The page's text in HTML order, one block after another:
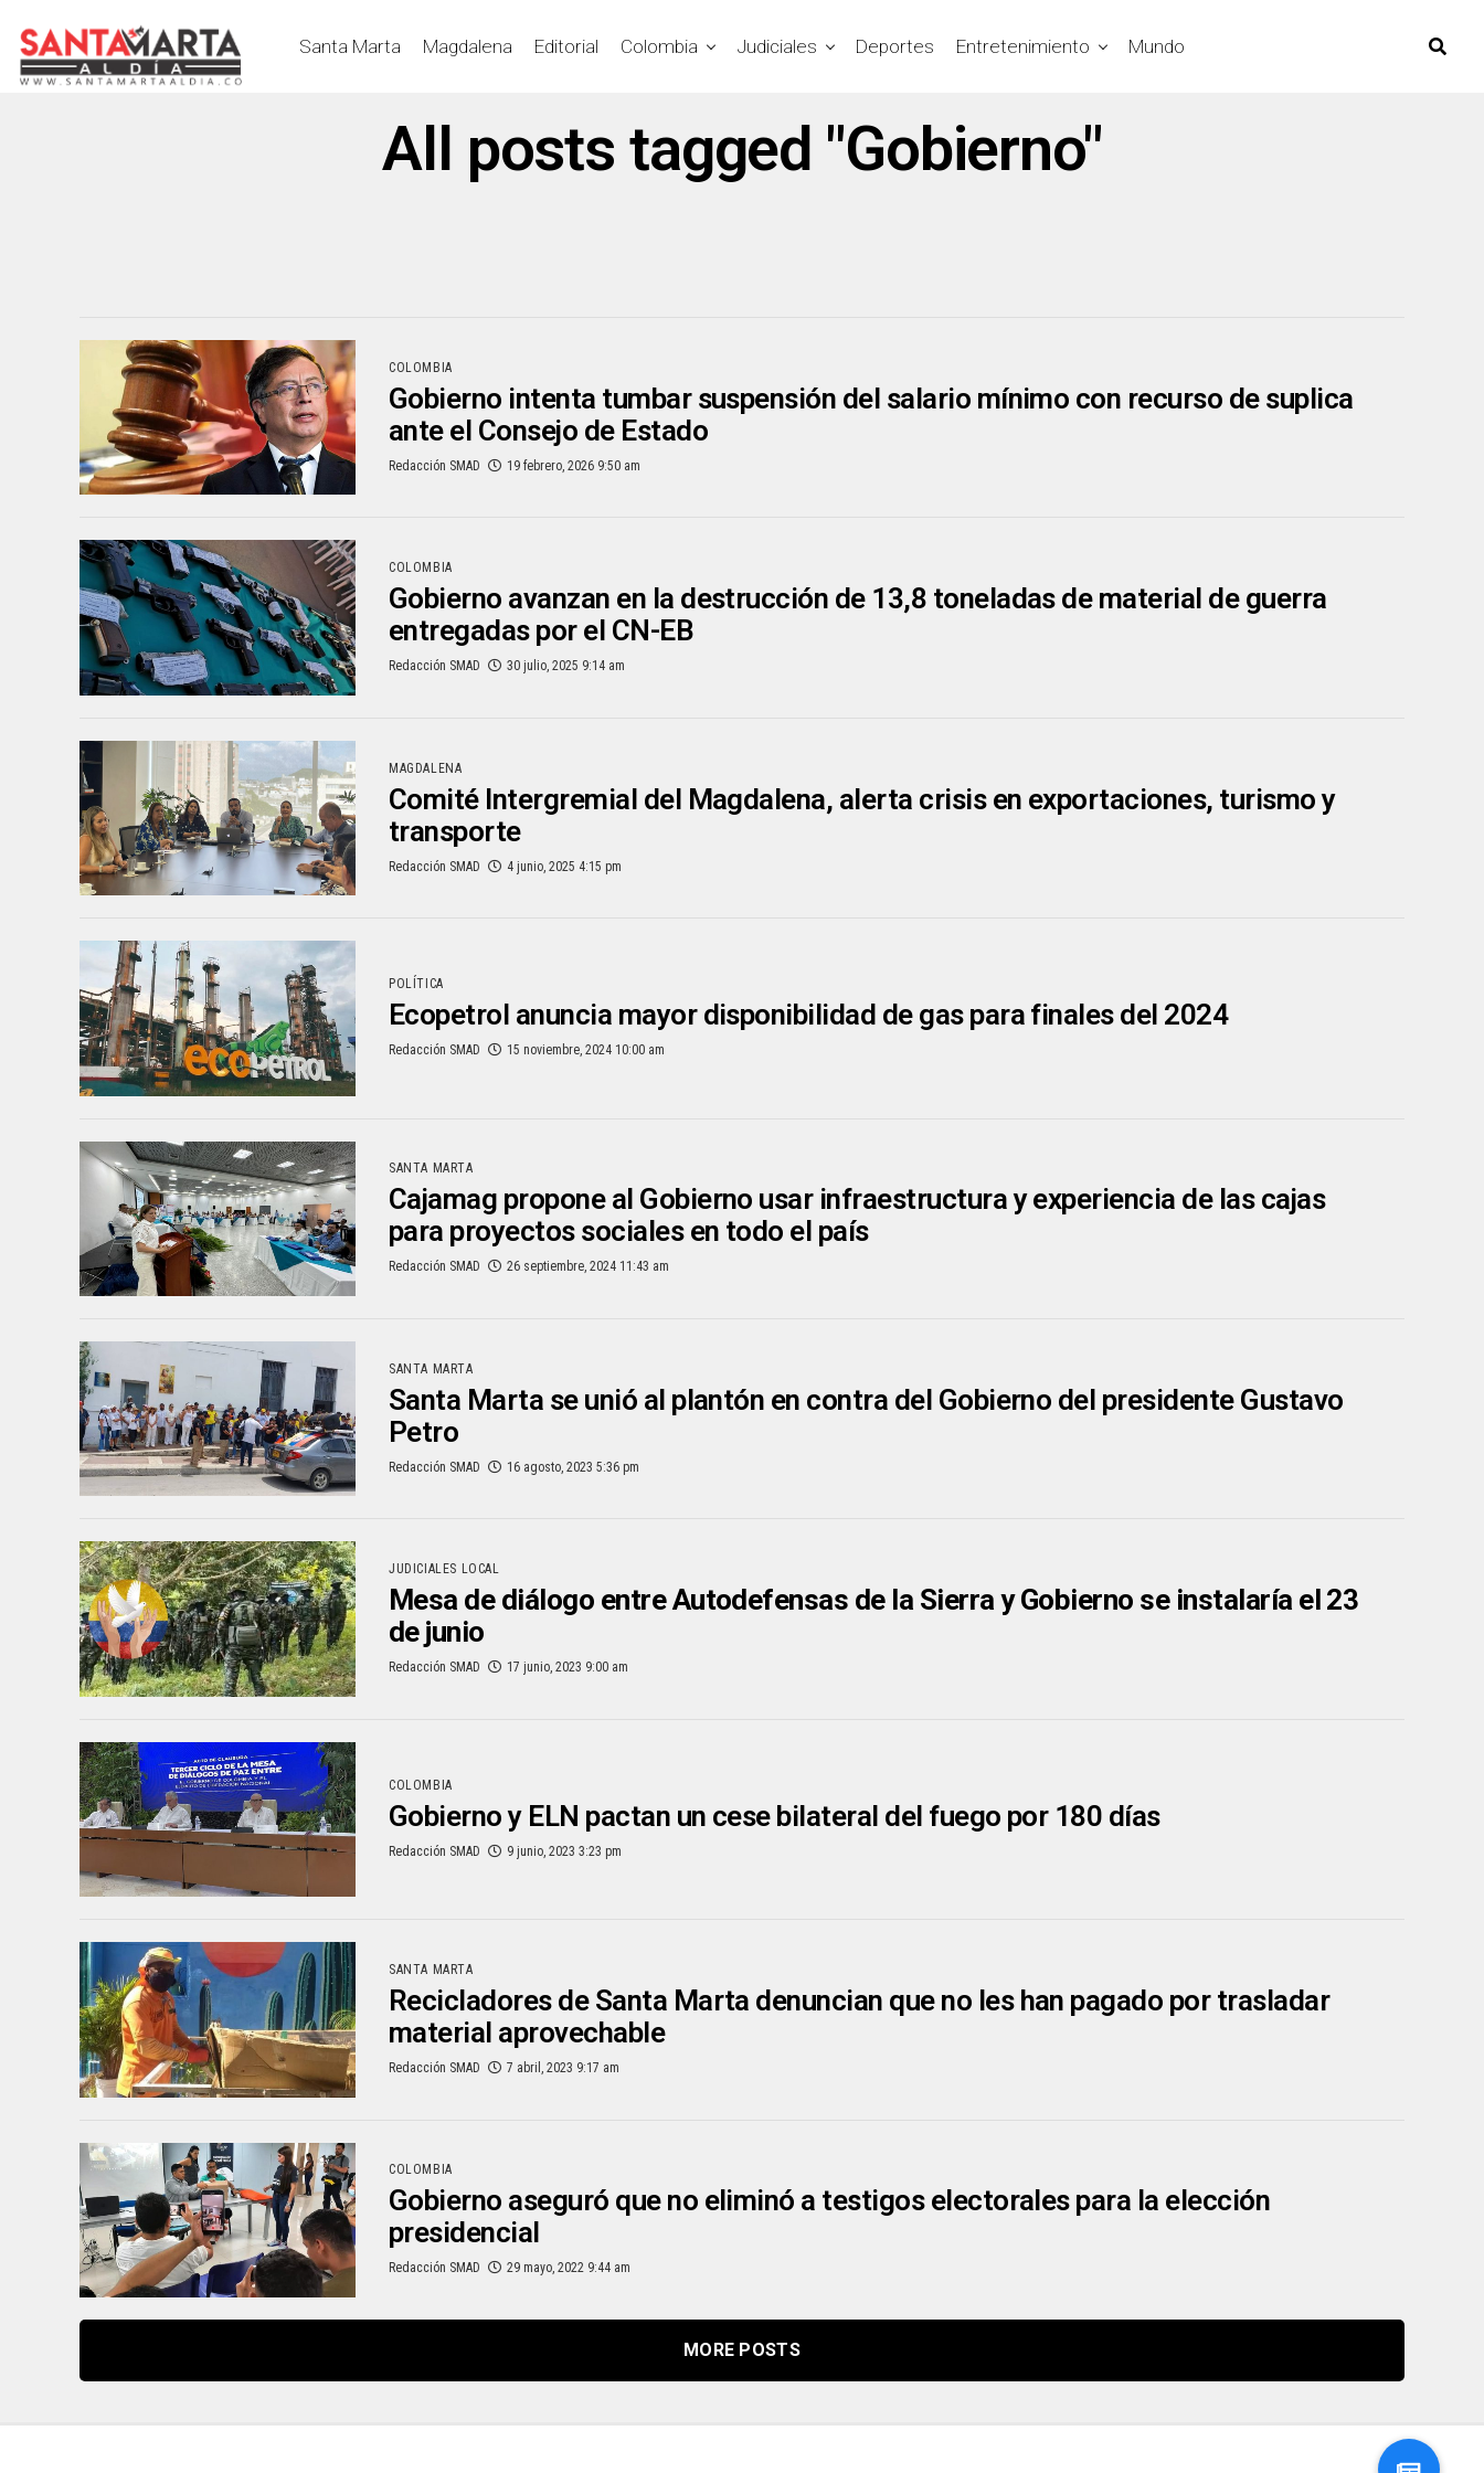
Santa Marta Magdalena Editorial Colombia Judiciales Deportes Entretenimiento Mundo
All posts tagged "Gobierno"
COLOMBIA
Gobierno intenta tumbar suspensión del salario mínimo con recurso de suplica
ante el Consejo de Estado
Redacción SMAD 19 febrero, 2026 9:50 am
COLOMBIA
Gobierno avanzan en la destrucción de 13,8 toneladas de material de guerra
entregadas por el CN-EB
Redacción SMAD 30 julio, 2025 9:14 am
MAGDALENA
Comité Intergremial del Magdalena, alerta crisis en exportaciones, turismo y
transporte
Redacción SMAD 4 junio, 2025 4:15 pm
POLÍTICA
Ecopetrol anuncia mayor disponibilidad de gas para finales del 2024
Redacción SMAD 15 noviembre, 2024 10:00 am
SANTA MARTA
Cajamag propone al Gobierno usar infraestructura y experiencia de las cajas
para proyectos sociales en todo el país
Redacción SMAD 26 septiembre, 2024 11:43 am
SANTA MARTA
Santa Marta se unió al plantón en contra del Gobierno del presidente Gustavo
Petro
Redacción SMAD 16 agosto, 2023 5:36 pm
JUDICIALES LOCAL
Mesa de diálogo entre Autodefensas de la Sierra y Gobierno se instalaría el 23
de junio
Redacción SMAD 17 junio, 2023 9:00 am
COLOMBIA
Gobierno y ELN pactan un cese bilateral del fuego por 180 días
Redacción SMAD 9 junio, 2023 3:23 pm
SANTA MARTA
Recicladores de Santa Marta denuncian que no les han pagado por trasladar
material aprovechable
Redacción SMAD 7 abril, 2023 9:17 am
COLOMBIA
Gobierno aseguró que no eliminó a testigos electorales para la elección
presidencial
Redacción SMAD 29 mayo, 2022 9:44 am
MORE POSTS